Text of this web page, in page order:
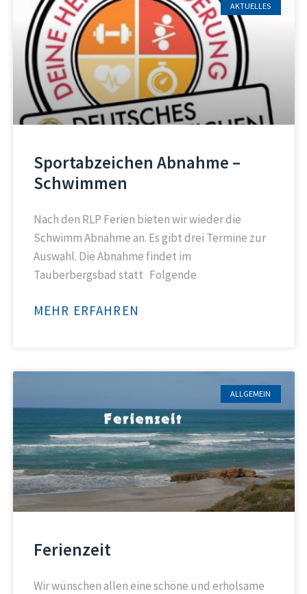
AKTUELLES
Sportabzeichen Abnahme –
Schwimmen
Nach den RLP Ferien bieten wir wieder die
Schwimm Abnahme an. Es gibt drei Termine zur
Auswahl. Die Abnahme findet im
Tauberbergsbad statt Folgende
MEHR ERFAHREN
ALLGEMEIN
Ferienzeit
Wir wünschen allen eine schöne und erholsame